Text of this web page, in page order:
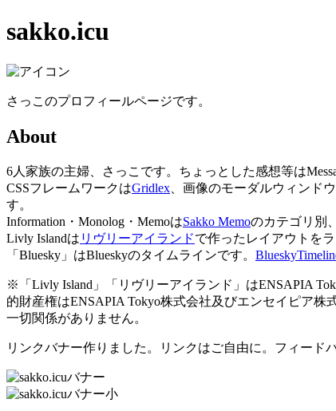
sakko.icu
さっこのプロフィールページです。
About
6人家族の主婦、さっこです。ちょっとした感想等は
CSSフレームワークはGridlex 、画像のモーダルウィンド
す。
Information・Monolog・MemoはSakko Memoのカテゴリ別
Livly Islandは リヴリーアイランドで作ったレイアウトを
「Bluesky」はBlueskyのタイムラインです。
※「Livly Island」「リヴリーアイランド」はENSAPIA
的財産権はENSAPIA Tokyo株式会社及びエンセイピア
一切関係がありません。
リンクバナー作りました。リンクはご自由に。フィード